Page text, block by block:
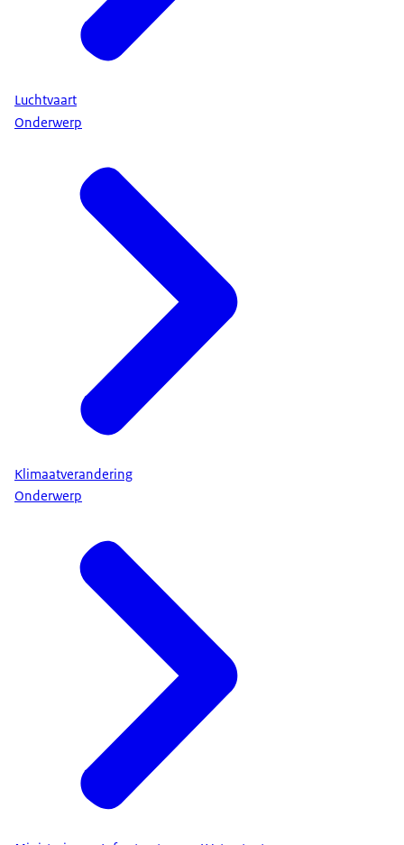
Luchtvaart
Onderwerp
Klimaatverandering
Onderwerp